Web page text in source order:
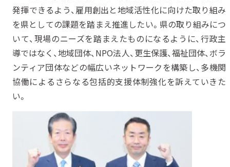
発揮できるよう、雇用創出と地域活性化に向けた取り組み
を県としての課題を踏まえ推進したい。県の取り組みにつ
いて、現場のニーズを踏まえたものになるように、行政主
導ではなく、地域団体、NPO法人、更生保護、福祉団体、ボラ
ンティア団体などの幅広いネットワークを構築し、多機関
協働によるさらなる包括的支援体制強化を訴えていきた
い。